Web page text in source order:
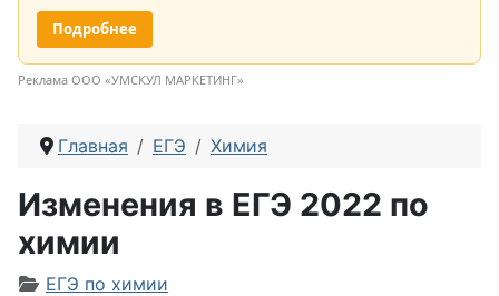
Подробнее
Реклама ООО «УМСКУЛ МАРКЕТИНГ»
Главная ЕГЭ Химия
Изменения в ЕГЭ 2022 по
химии
Информация о материале
ЕГЭ по химии